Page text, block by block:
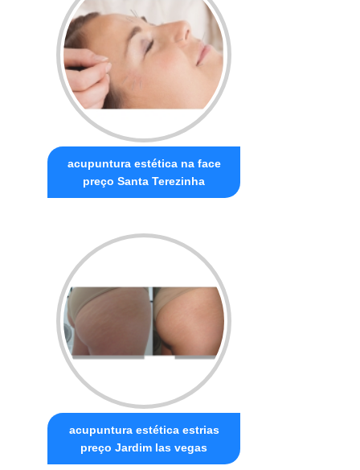
acupuntura estética na face
preço Santa Terezinha
acupuntura estética estrias
preço Jardim las vegas